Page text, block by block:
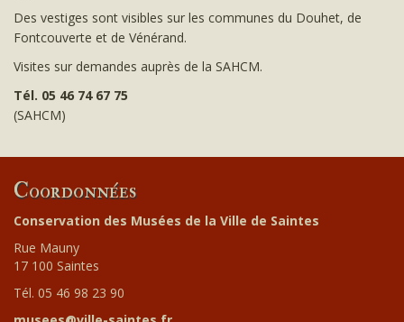
Des vestiges sont visibles sur les communes du Douhet, de
Fontcouverte et de Vénérand.
Visites sur demandes auprès de la SAHCM.
Tél. 05 46 74 67 75
(SAHCM)
Coordonnées
Conservation des Musées de la Ville de Saintes
Rue Mauny
17 100 Saintes
Tél. 05 46 98 23 90